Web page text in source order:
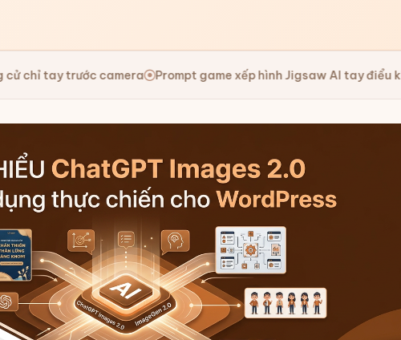
camera Prompt game xếp hình Jigsaw AI tay điểu khiển trước